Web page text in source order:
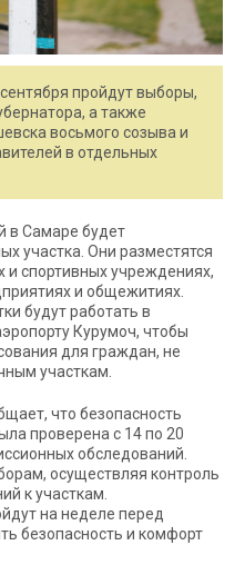
пройдут выборы,
а также
восьмого созыва и
в отдельных
в Самаре будет
участка. Они разместятся
и спортивных учреждениях,
и общежитиях.
будут работать в
Курумоч, чтобы
для граждан, не
участкам.
что безопасность
проверена с 14 по 20
обследований.
осуществляя контроль
к участкам.
на неделе перед
безопасность и комфорт